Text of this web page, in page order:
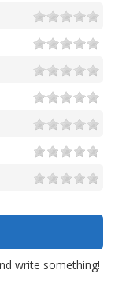
write something!